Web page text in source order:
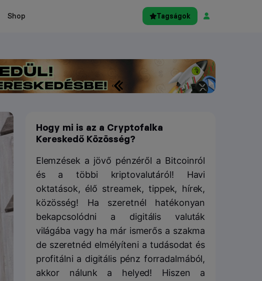
Shop Tagságok
Hogy mi is az a Cryptofalka
Kereskedő Közösség?
Elemzések a jövő pénzéről a Bitcoinról
és a többi kriptovalutáról! Havi
oktatások, élő streamek, tippek, hírek,
közösség! Ha szeretnél hatékonyan
bekapcsolódni a digitális valuták
világába vagy ha már ismerős a szakma
de szeretnéd elmélyíteni a tudásodat és
profitálni a digitális pénz forradalmából,
akkor nálunk a helyed! Hiszen a